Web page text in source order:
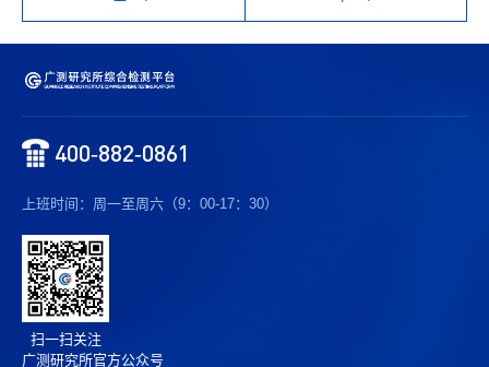
400-882-0861
上班时间：周一至周六（9：00-17：30）
扫一扫关注
广测研究所官方公众号